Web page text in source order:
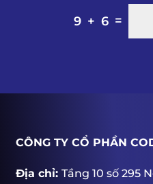
9 + 6 =
CÔNG TY CỔ PHẦN
Địa chỉ: Tầng 10 số 295